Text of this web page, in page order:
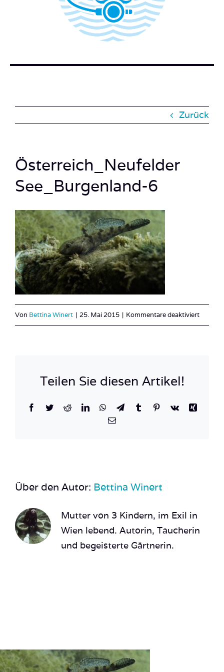
BUCH BESTELLEN
Zurück
Österreich_Neufelder
See_Burgenland-6
Von Bettina Winert | 25. Mai 2015 | Kommentare deaktiviertfür
Teilen Sie diesen Artikel!
Facebook
TwitterRedditLinkedInWhatsApp
TelegramTumblrPinterest
Vk
Xing
E-
Über den Autor: Bettina Winert
Mutter von 3 Kindern, im Exil in
Wien lebend. Autorin, Taucherin
und begeisterte Gärtnerin.